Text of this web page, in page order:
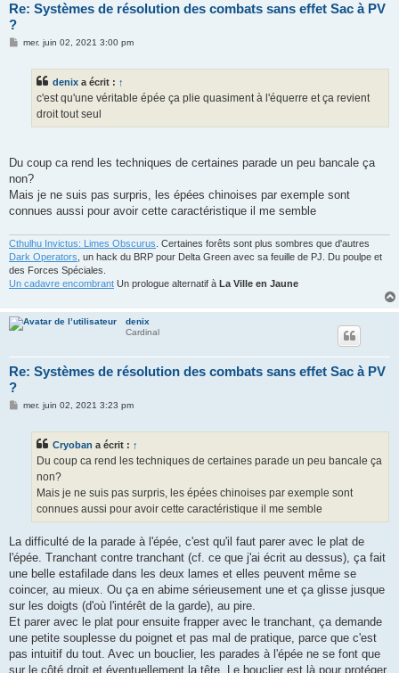
Re: Systèmes de résolution des combats sans effet Sac à PV
?
Mmer. juin 02, 2021 3:00 pm
denix a écrit : ↑
c'est qu'une véritable épée ça plie quasiment à l'équerre et ça revient
droit tout seul
Du coup ca rend les techniques de certaines parade un peu bancale ça
non?
Mais je ne suis pas surpris, les épées chinoises par exemple sont
connues aussi pour avoir cette caractéristique il me semble
Cthulhu Invictus: Limes Obscurus . Certaines forêts sont plus sombres que d'autres
Dark Operators , un hack du BRP pour Delta Green avec sa feuille de PJ. Du poulpe et
des Forces Spéciales.
Un cadavre encombrant Un prologue alternatif à La Ville en Jaune
denix
Cardinal
Re: Systèmes de résolution des combats sans effet Sac à PV
?
Mmer. juin 02, 2021 3:23 pm
Cryoban a écrit : ↑
Du coup ca rend les techniques de certaines parade un peu bancale ça
non?
Mais je ne suis pas surpris, les épées chinoises par exemple sont
connues aussi pour avoir cette caractéristique il me semble
La difficulté de la parade à l'épée, c'est qu'il faut parer avec le plat de
l'épée. Tranchant contre tranchant (cf. ce que j'ai écrit au dessus), ça fait
une belle estafilade dans les deux lames et elles peuvent même se
coincer, au mieux. Ou ça en abime sérieusement une et ça glisse jusque
sur les doigts (d'où l'intérêt de la garde), au pire.
Et parer avec le plat pour ensuite frapper avec le tranchant, ça demande
une petite souplesse du poignet et pas mal de pratique, parce que c'est
pas intuitif du tout. Avec un bouclier, les parades à l'épée ne se font que
sur le côté droit et éventuellement la tête. Le bouclier est là pour protéger.